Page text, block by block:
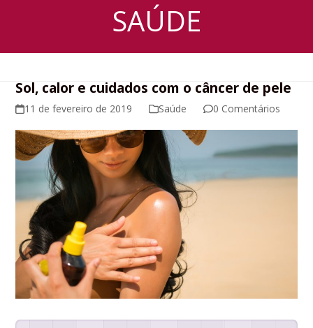
menu
menu
SAÚDE
Sol, calor e cuidados com o câncer de pele
11 de fevereiro de 2019 Saúde 0 Comentários